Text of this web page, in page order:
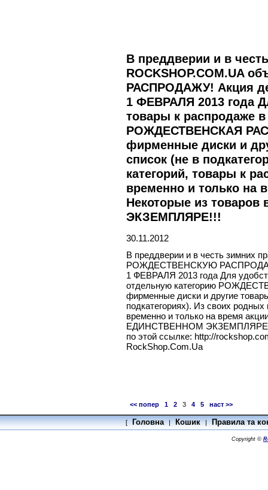
В преддверии и в
ROCKSHOP.COM.UA
РАСПРОДАЖУ! Акция
1 ФЕВРАЛЯ 2013 года
товары к распродаже
РОЖДЕСТВЕНСКАЯ
фирменные диски и
список (не в
категорий, товары к
временно и только
Некоторые из
ЭКЗЕМПЛЯРЕ!!!
30.11.2012
В преддверии и в честь зимних
РОЖДЕСТВЕНСКУЮ
1 ФЕВРАЛЯ 2013 года Для
отдельную категорию
фирменные диски и другие
подкатегориях). Из своих
временно и только на время
ЕДИНСТВЕННОМ ЭКЗЕМПЛЯРЕ!!!
по этой ссылке: http://
RockShop.Com.Ua
<< попер 1 2 3 4 5 наст >>
[ Головна | Кошик | Правила та
Copyright ©